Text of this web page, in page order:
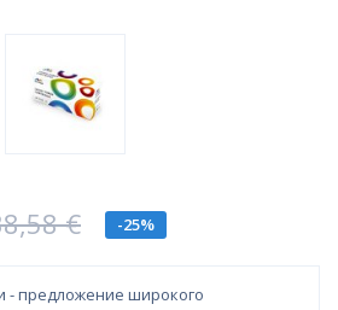
€ -25%
предложение широкого